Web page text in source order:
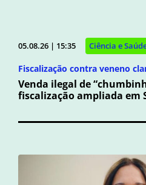
05.08.26 | 15:35 Ciência e
Fiscalização contra veneno
Venda ilegal de
fiscalização ampliada em